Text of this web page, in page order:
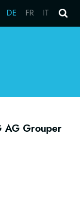
DE FR IT
AG Grouper